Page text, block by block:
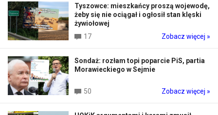
Tyszowce: mieszkańcy proszą wojewodę,
żeby się nie ociągał i ogłosił stan klęski
żywiołowej
17
Zobacz więcej »
Sondaż: rozłam topi poparcie PiS, partia
Morawieckiego w Sejmie
50 Zobacz więcej »